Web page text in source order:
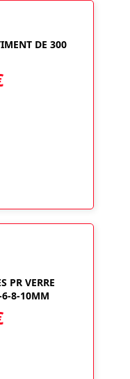
DE 300
PR VERRE
6-8-10MM